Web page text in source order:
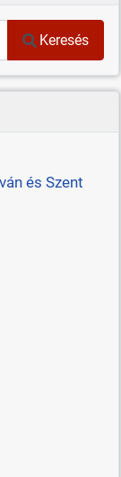
Keresés
és Szent